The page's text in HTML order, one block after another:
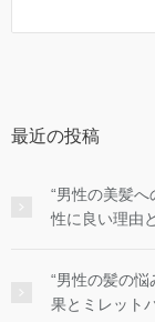
最近の投稿
“男性の美髪
性に良い理由
“男性の髪の
果とミレット